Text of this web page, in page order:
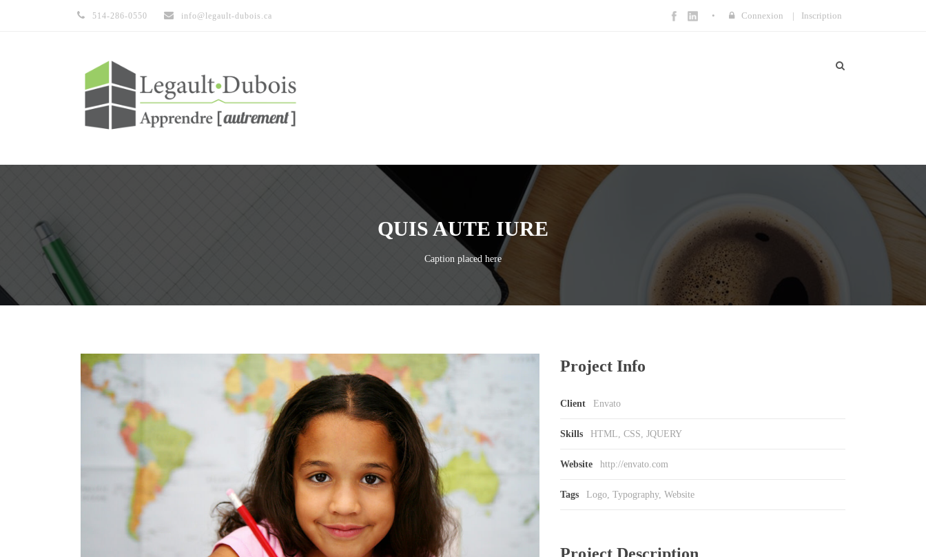
514-286-0550 info@legault-dubois.ca Connexion | Inscription
QUIS AUTE IURE
Caption placed here
Project Info
Client Envato
Skills HTML, CSS, JQUERY
Website http://envato.com
Tags Logo, Typography, Website